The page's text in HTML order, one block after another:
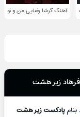
آهنگ گرشا رضایی من و تو
زیر هشت
بنامپادکست زیر هشت